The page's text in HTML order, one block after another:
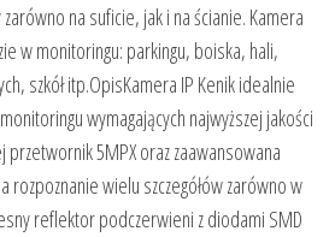
na suficie, jak i na ścianie. Kamera
w monitoringu: parkingu, boiska, hali,
szkół itp.OpisKamera IP Kenik idealnie
wymagających najwyższej jakości
5MPX oraz zaawansowana
rozpoznanie wielu szczegółów zarówno w
reflektor podczerwieni z diodami SMD